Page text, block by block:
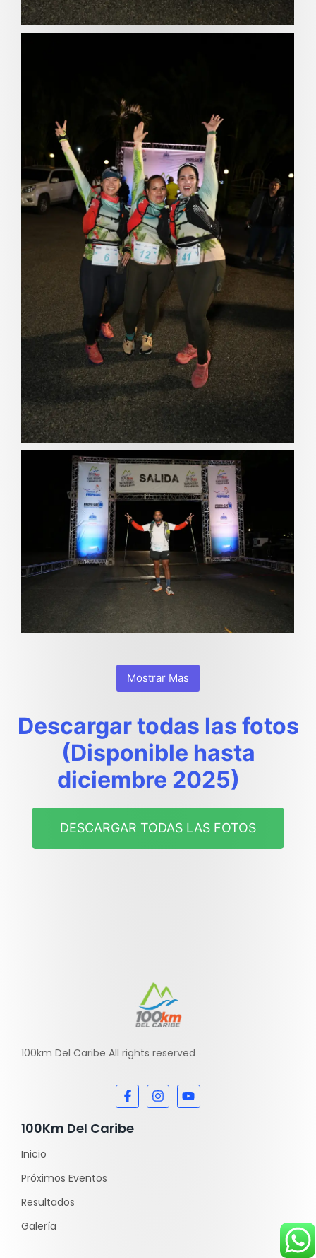
Mostrar Mas
Descargar todas las fotos
(Disponible hasta
diciembre 2025)
DESCARGAR TODAS LAS FOTOS
100km Del Caribe All rights reserved
100Km Del Caribe
Inicio
Próximos Eventos
Resultados
Galería